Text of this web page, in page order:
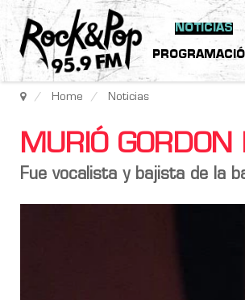
NOTICIAS
Home Noticias
MURIÓ
Fue vocalista y bajista de la